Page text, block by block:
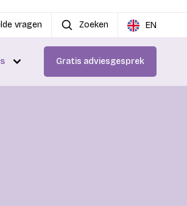
vragen Zoeken EN
Gratis adviesgesprek